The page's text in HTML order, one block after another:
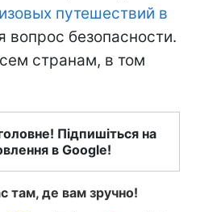
путешествий в
вопрос безопасности.
странам, в том
Підпишіться на
в Google!
там, де вам зручно!